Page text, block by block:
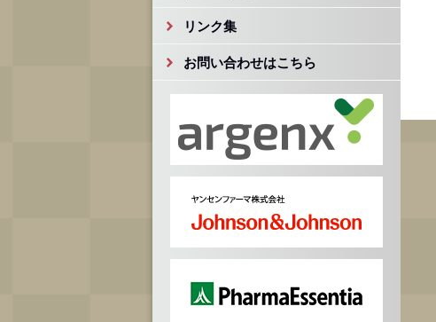
リンク集
お問い合わせはこちら